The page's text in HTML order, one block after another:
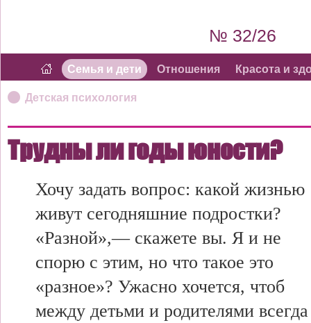
Детская психология
Трудны ли годы юности?
Хочу задать вопрос: какой жизнью
живут сегодняшние подростки?
«Разной»,— скажете вы. Я и не
спорю с этим, но что такое это
«разное»? Ужасно хочется, чтоб
между детьми и родителями всегда
№ 32/26
Семья и дети Отношения Красота и